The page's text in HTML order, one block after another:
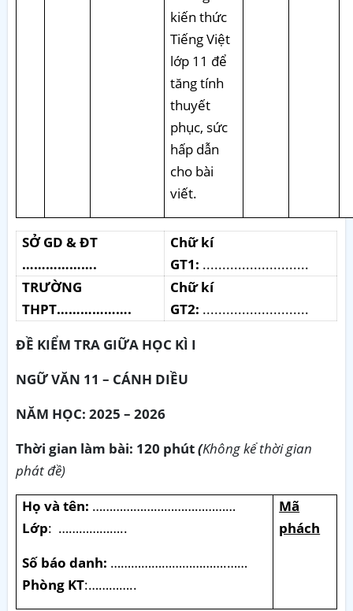
kiến thức
Tiếng Việt
lớp 11 để
tăng tính
thuyết
phục, sức
hấp dẫn
cho bài
viết.
SỞ GD & ĐT
……………….
Chữ kí
GT1: ...........................
TRƯỜNG
THPT……………….
Chữ kí
GT2: ...........................
ĐỀ KIỂM TRA GIỮA HỌC KÌ I
NGỮ VĂN 11 – CÁNH DIỀU
NĂM HỌC: 2025 – 2026
Thời gian làm bài: 120 phút(Không kể thời gian
phát đề)
Họ và tên: ……………………………………
Lớp: ………………..
Số báo danh: …………………………….……
Phòng KT:…………..
Mã
phách